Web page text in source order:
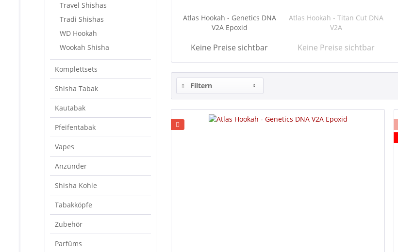
Travel Shishas
Tradi Shishas
WD Hookah
Wookah Shisha
Komplettsets
Shisha Tabak
Kautabak
Pfeifentabak
Vapes
Anzünder
Shisha Kohle
Tabakköpfe
Zubehör
Parfüms
Atlas Hookah - Genetics DNA
V2A Epoxid
Keine Preise sichtbar
Atlas Hookah - Titan Cut DNA
V2A
Keine Preise sichtbar
Filtern